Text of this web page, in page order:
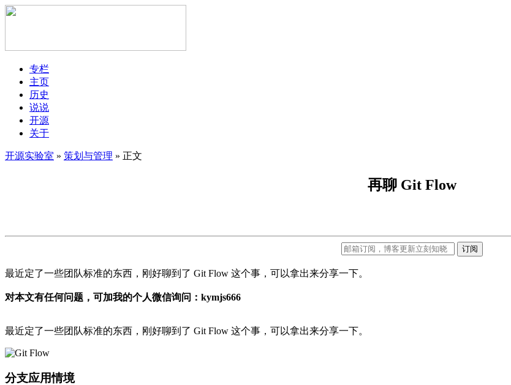
专栏
主页
历史
说说
开源
关于
开源实验室 » 策划与管理 » 正文
再聊 Git Flow
订阅
最近定了一些团队标准的东西，刚好聊到了 Git Flow 这个事，可以拿出来分享一下。
对本文有任何问题，可加我的个人微信询问：kymjs666
最近定了一些团队标准的东西，刚好聊到了 Git Flow 这个事，可以拿出来分享一下。
分支应用情境